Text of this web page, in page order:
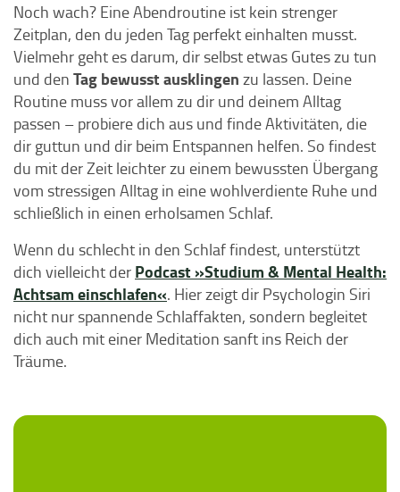
Noch wach? Eine Abendroutine ist kein strenger
Zeitplan, den du jeden Tag perfekt einhalten musst.
Vielmehr geht es darum, dir selbst etwas Gutes zu tun
und den Tag bewusst ausklingen zu lassen. Deine
Routine muss vor allem zu dir und deinem Alltag
passen – probiere dich aus und finde Aktivitäten, die
dir guttun und dir beim Entspannen helfen. So findest
du mit der Zeit leichter zu einem bewussten Übergang
vom stressigen Alltag in eine wohlverdiente Ruhe und
schließlich in einen erholsamen Schlaf.
Wenn du schlecht in den Schlaf findest, unterstützt
dich vielleicht der Podcast »Studium & Mental Health:
Achtsam einschlafen«. Hier zeigt dir Psychologin Siri
nicht nur spannende Schlaffakten, sondern begleitet
dich auch mit einer Meditation sanft ins Reich der
Träume.